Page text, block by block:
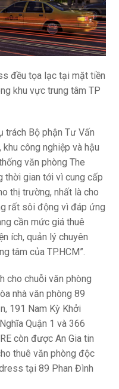
đều tọa lạc tại mặt tiền
khu vực trung tâm TP
trách Bộ phận Tư Vấn
công nghiệp và hậu
văn phòng The
thời gian tới vì cung cấp
thị trường, nhất là cho
rất sôi động vì đáp ứng
cần mức giá thuê
ích, quản lý chuyên
tâm của TP.HCM”.
cho chuỗi văn phòng
nhà văn phòng 89
191 Nam Kỳ Khởi
Quận 1 và 366
còn được An Gia tin
thuê văn phòng độc
tại 89 Phan Đình